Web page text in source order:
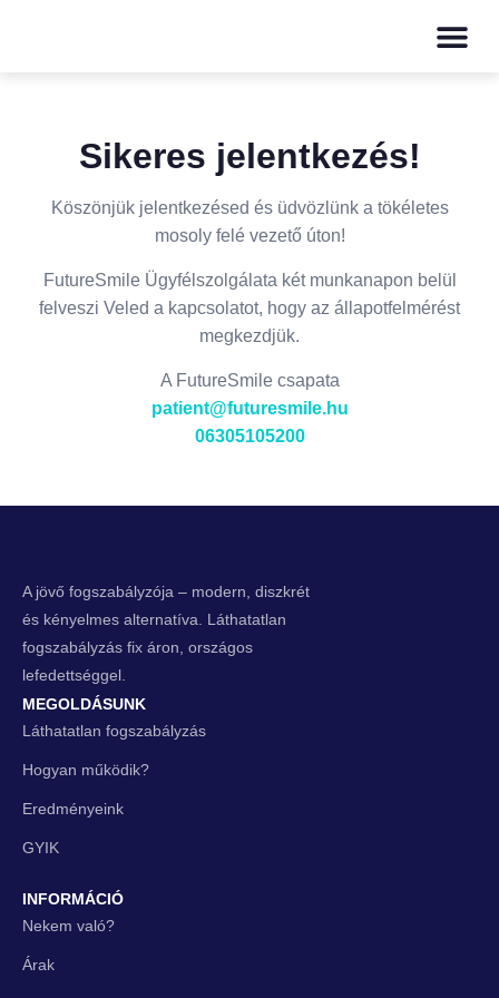
Sikeres jelentkezés!
Köszönjük jelentkezésed és üdvözlünk a tökéletes
mosoly felé vezető úton!
FutureSmile Ügyfélszolgálata két munkanapon belül
felveszi Veled a kapcsolatot, hogy az állapotfelmérést
megkezdjük.
A FutureSmile csapata
patient@futuresmile.hu
06305105200
A jövő fogszabályzója – modern, diszkrét
és kényelmes alternatíva. Láthatatlan
fogszabályzás fix áron, országos
lefedettséggel.
MEGOLDÁSUNK
Láthatatlan fogszabályzás
Hogyan működik?
Eredményeink
GYIK
INFORMÁCIÓ
Nekem való?
Árak